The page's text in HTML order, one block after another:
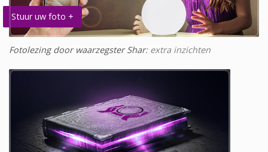
Stuur uw foto +
Fotolezing door waarzegster Shar: extra inzichten